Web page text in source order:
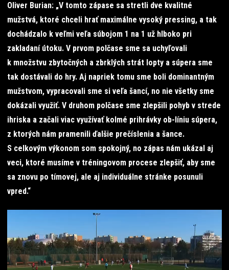
Oliver Burian: „V tomto zápase sa stretli dve kvalitné
mužstvá, ktoré chceli hrať maximálne vysoký pressing, a tak
dochádzalo k veľmi veľa súbojom 1 na 1 už hlboko pri
zakladaní útoku. V prvom polčase sme sa uchyľovali
k množstvu zbytočných a zbrklých strát lopty a súpera sme
tak dostávali do hry. Aj napriek tomu sme boli dominantným
mužstvom, vypracovali sme si veľa šancí, no nie všetky sme
dokázali využiť. V druhom polčase sme zlepšili pohyb v strede
ihriska a začali viac využívať kolmé prihrávky ob-líniu súpera,
z ktorých nám pramenili ďalšie prečíslenia a šance.
S celkovým výkonom som spokojný, no zápas nám ukázal aj
veci, ktoré musíme v tréningovom procese zlepšiť, aby sme
sa znovu po tímovej, ale aj individuálne stránke posunuli
vpred.“